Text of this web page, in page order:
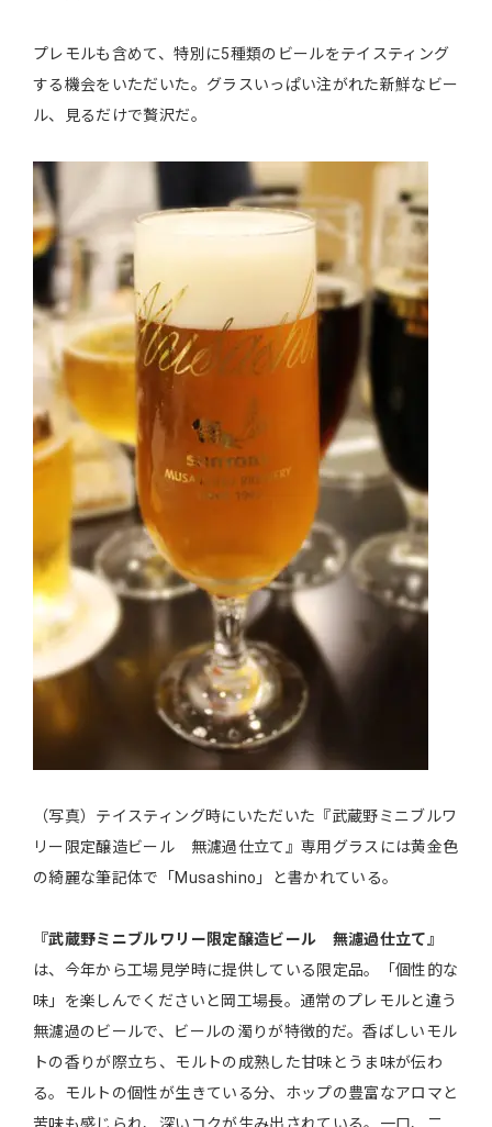
プレモルも含めて、特別に5種類のビールをテイスティング
する機会をいただいた。グラスいっぱい注がれた新鮮なビー
ル、見るだけで贅沢だ。
（写真）テイスティング時にいただいた『武蔵野ミニブルワ
リー限定醸造ビール 無濾過仕立て』専用グラスには黄金色
の綺麗な筆記体で「Musashino」と書かれている。
『武蔵野ミニブルワリー限定醸造ビール 無濾過仕立て』
は、今年から工場見学時に提供している限定品。「個性的な
味」を楽しんでくださいと岡工場長。通常のプレモルと違う
無濾過のビールで、ビールの濁りが特徴的だ。香ばしいモル
トの香りが際立ち、モルトの成熟した甘味とうま味が伝わ
る。モルトの個性が生きている分、ホップの豊富なアロマと